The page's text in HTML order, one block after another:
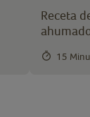
Receta
15